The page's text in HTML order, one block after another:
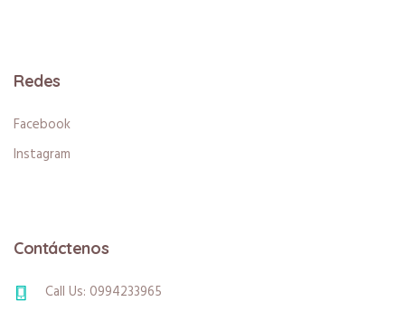
Redes
Facebook
Instagram
Contáctenos
Call Us: 0994233965